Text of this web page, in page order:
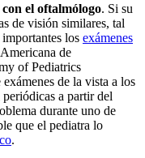
el oftalmólogo. Si su
de visión similares, tal
los exámenes
de
of Pediatrics
de la vista a los
a partir del
durante uno de
que el pediatra lo
.